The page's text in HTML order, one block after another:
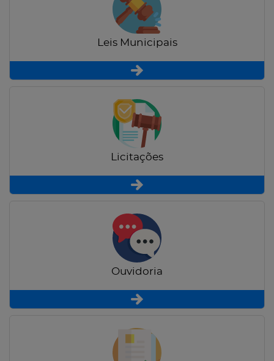
Leis Municipais
Licitações
Ouvidoria